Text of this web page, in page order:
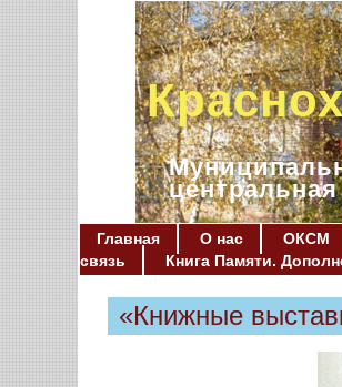
Главная О нас ОКСМ
связь
Книга Памяти.
«Книжные